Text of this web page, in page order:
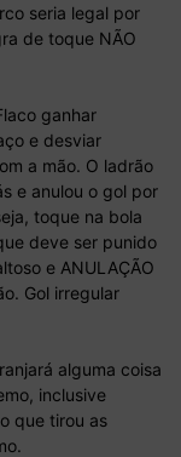
seria legal por
de toque NÃO
ganhar
e desviar
a mão. O ladrão
e anulou o gol por
toque na bola
deve ser punido
e ANULAÇÃO
Gol irregular
alguma coisa
inclusive
que tirou as